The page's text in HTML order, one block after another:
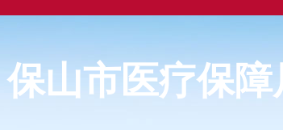
保山市医疗保障